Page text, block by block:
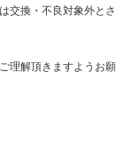
交換・不良対象外とさ
理解頂きますようお願